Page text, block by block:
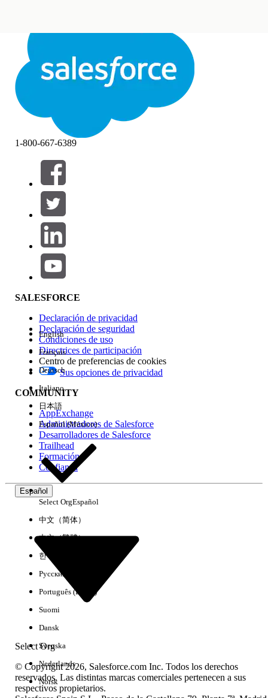
Cerrar Cerrar
Filtros (0)
SELECCIONAR FILTROS
Área de productos
Repercusión de función
Edición
Experiencia
No hay resultados
1-800-667-6389
SALESFORCE
Declaración de privacidad
Declaración de seguridad
Condiciones de uso
Directrices de participación
Centro de preferencias de cookies
Sus opciones de privacidad
COMMUNITY
AppExchange
Administradores de Salesforce
Desarrolladores de Salesforce
Trailhead
Formación
Confianza
Español
Select Org
English
Français
Deutsch
Italiano
日本語
Español (México)
Select OrgEspañol
中文（简体）
中文（繁體）
한국어
Русский
Português (Brasil)
Suomi
Dansk
Svenska
Nederlands
Norsk
© Copyright 2026, Salesforce.com Inc. Todos los derechos
reservados. Las distintas marcas comerciales pertenecen a sus
respectivos propietarios.